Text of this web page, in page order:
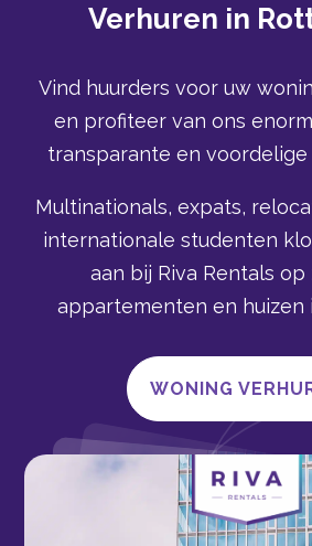
Verhuren in
Vind huurders voor uw
en profiteer van ons
transparante en
Multinationals, expats,
internationale studenten
aan bij Riva Rentals op
appartementen en huizen
WONING